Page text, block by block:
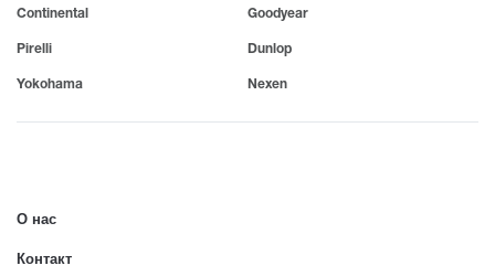
Continental Goodyear
Pirelli Dunlop
Yokohama Nexen
О нас
Контакт